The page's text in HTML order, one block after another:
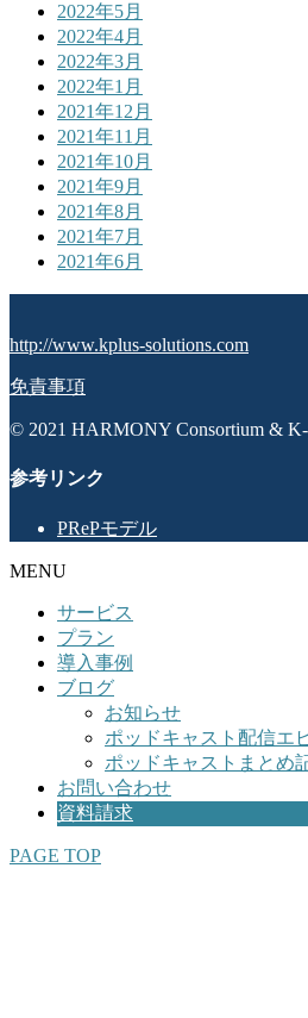
2022年5月
2022年4月
2022年3月
2022年1月
2021年12月
2021年11月
2021年10月
2021年9月
2021年8月
2021年7月
2021年6月
http://www.kplus-solutions.com
免責事項
© 2021 HARMONY Consortium & K-
参考リンク
PRePモデル
MENU
サービス
プラン
導入事例
ブログ
お知らせ
ポッドキャスト配信エ
ポッドキャストまとめ
お問い合わせ
資料請求
PAGE TOP